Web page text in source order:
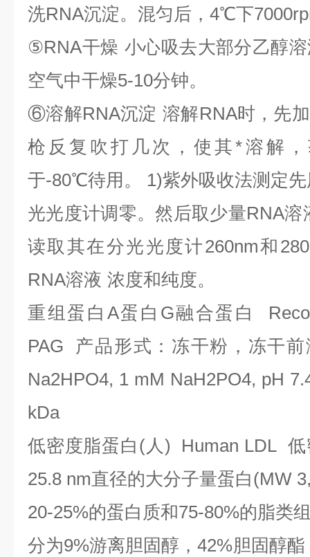
洗RNA沉淀。混匀后， 4℃下
⑤RNA干燥 小心吸去大部分乙醇
空气中干燥5-10分钟。
⑥溶解RNA沉淀 溶解RNA时，先
枪反复吹打几次，使其*溶解
于-80℃待用。 1)紫外吸收法测定
光光度计调零。然后取少量RNA溶
读取其在分光光度计260nm和
RNA溶液 浓度和纯度。
重组蛋白 A蛋白 G融合蛋白
PAG 产品形式：冻干粉，冻干
Na2HPO4, 1 mM NaH2PO4, pH
kDa
低密度脂蛋白 ( 人) Human LDL
25.8 nm直径的大分子量蛋白(MW
20-25%的蛋白质和75-80%的脂类
分为9%游离胆固醇，42%胆固醇酯